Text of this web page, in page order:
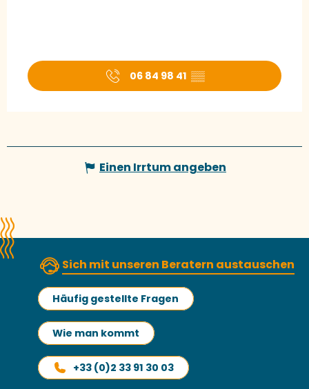
06 84 98 41 ▒▒
Einen Irrtum angeben
Sich mit unseren Beratern austauschen
Häufig gestellte Fragen
Wie man kommt
+33 (0)2 33 91 30 03